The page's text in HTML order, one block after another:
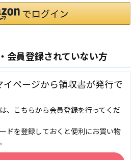
会員登録されていない方
ページから領収書が発行で
、こちらから会員登録を行ってくだ
ドを登録しておくと便利にお買い物